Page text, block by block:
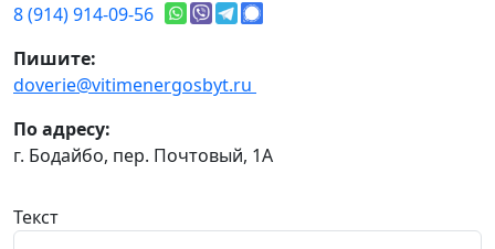
8 (914) 914-09-56
Пишите:
doverie@vitimenergosbyt.ru
По адресу:
г. Бодайбо, пер. Почтовый, 1А
Текст